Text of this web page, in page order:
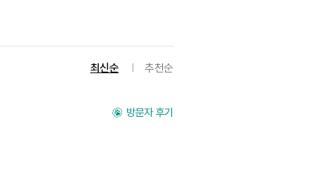
최신순 추천순
방문자 후기